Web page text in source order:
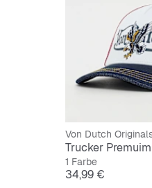
Von Dutch
Trucker
1 Farbe
Preis
34,99 €